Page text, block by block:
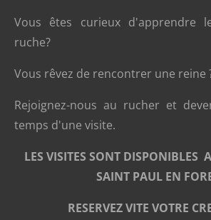
Vous êtes curieux d'apprendre
ruche?
Vous rêvez de rencontrer une reine
Rejoignez-nous au rucher et
temps d'une visite.
LES VISITES SONT DISPONIBLES
SAINT PAUL EN
RESERVEZ VITE VOTRE